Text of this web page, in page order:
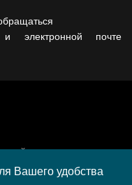
почте
социальных и
на территории
Вашего удобства